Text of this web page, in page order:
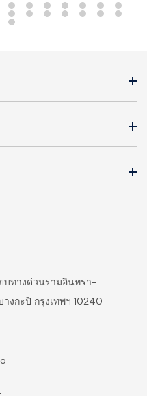
ทางด่วนรามอินทรา-
งกะปิ กรุงเทพฯ 10240